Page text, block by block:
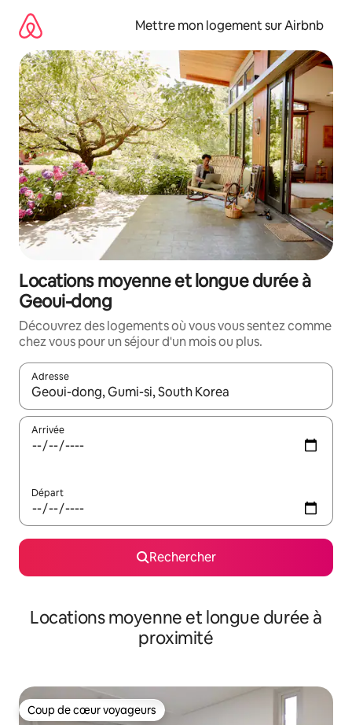
directement
contenu
Mettre mon logement sur Airbnb
Locations moyenne et longue durée à
Geoui-dong
Découvrez des logements où vous vous sentez comme
chez vous pour un séjour d'un mois ou plus.
Adresse
Lorsque les résultats s'affichent, utilisez les flèches vers le
Arrivée
Départ
Rechercher
Locations moyenne et longue durée à
proximité
Coup de cœur voyageurs
Coup de cœur voyageurs